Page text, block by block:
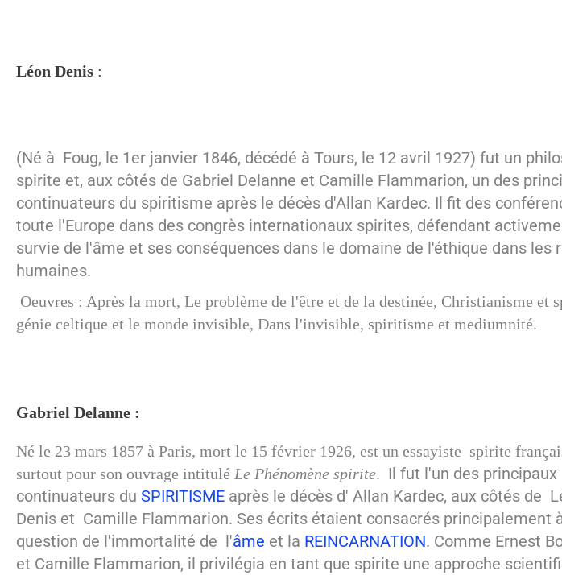
Léon Denis :
(Né à Foug, le 1er janvier 1846, décédé à Tours, le 12 avril 1927) fut un
spirite et, aux côtés de Gabriel Delanne et Camille Flammarion, un des
continuateurs du spiritisme après le décès d'Allan Kardec. Il fit des
toute l'Europe dans des congrès internationaux spirites, défendant
survie de l'âme et ses conséquences dans le domaine de l'éthique dans les
humaines.
Oeuvres : Après la mort, Le problème de l'être et de la destinée, Christianisme et
génie celtique et le monde invisible, Dans l'invisible, spiritisme et mediumnité.
Gabriel Delanne :
Né le 23 mars 1857 à Paris, mort le 15 février 1926, est un essayiste spirite
surtout pour son ouvrage intitulé Le Phénomène spirite. Il fut l'un des principaux
continuateurs du SPIRITISME après le décès d' Allan Kardec, aux côtés de
Denis et Camille Flammarion. Ses écrits étaient consacrés principalement
question de l'immortalité de l'âme et la REINCARNATION. Comme Ernest
et Camille Flammarion, il privilégia en tant que spirite une approche